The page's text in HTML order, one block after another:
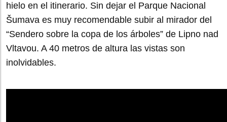
hielo en el itinerario. Sin dejar el Parque Nacional
Šumava es muy recomendable subir al mirador del
“Sendero sobre la copa de los árboles” de Lipno nad
Vltavou. A 40 metros de altura las vistas son
inolvidables.